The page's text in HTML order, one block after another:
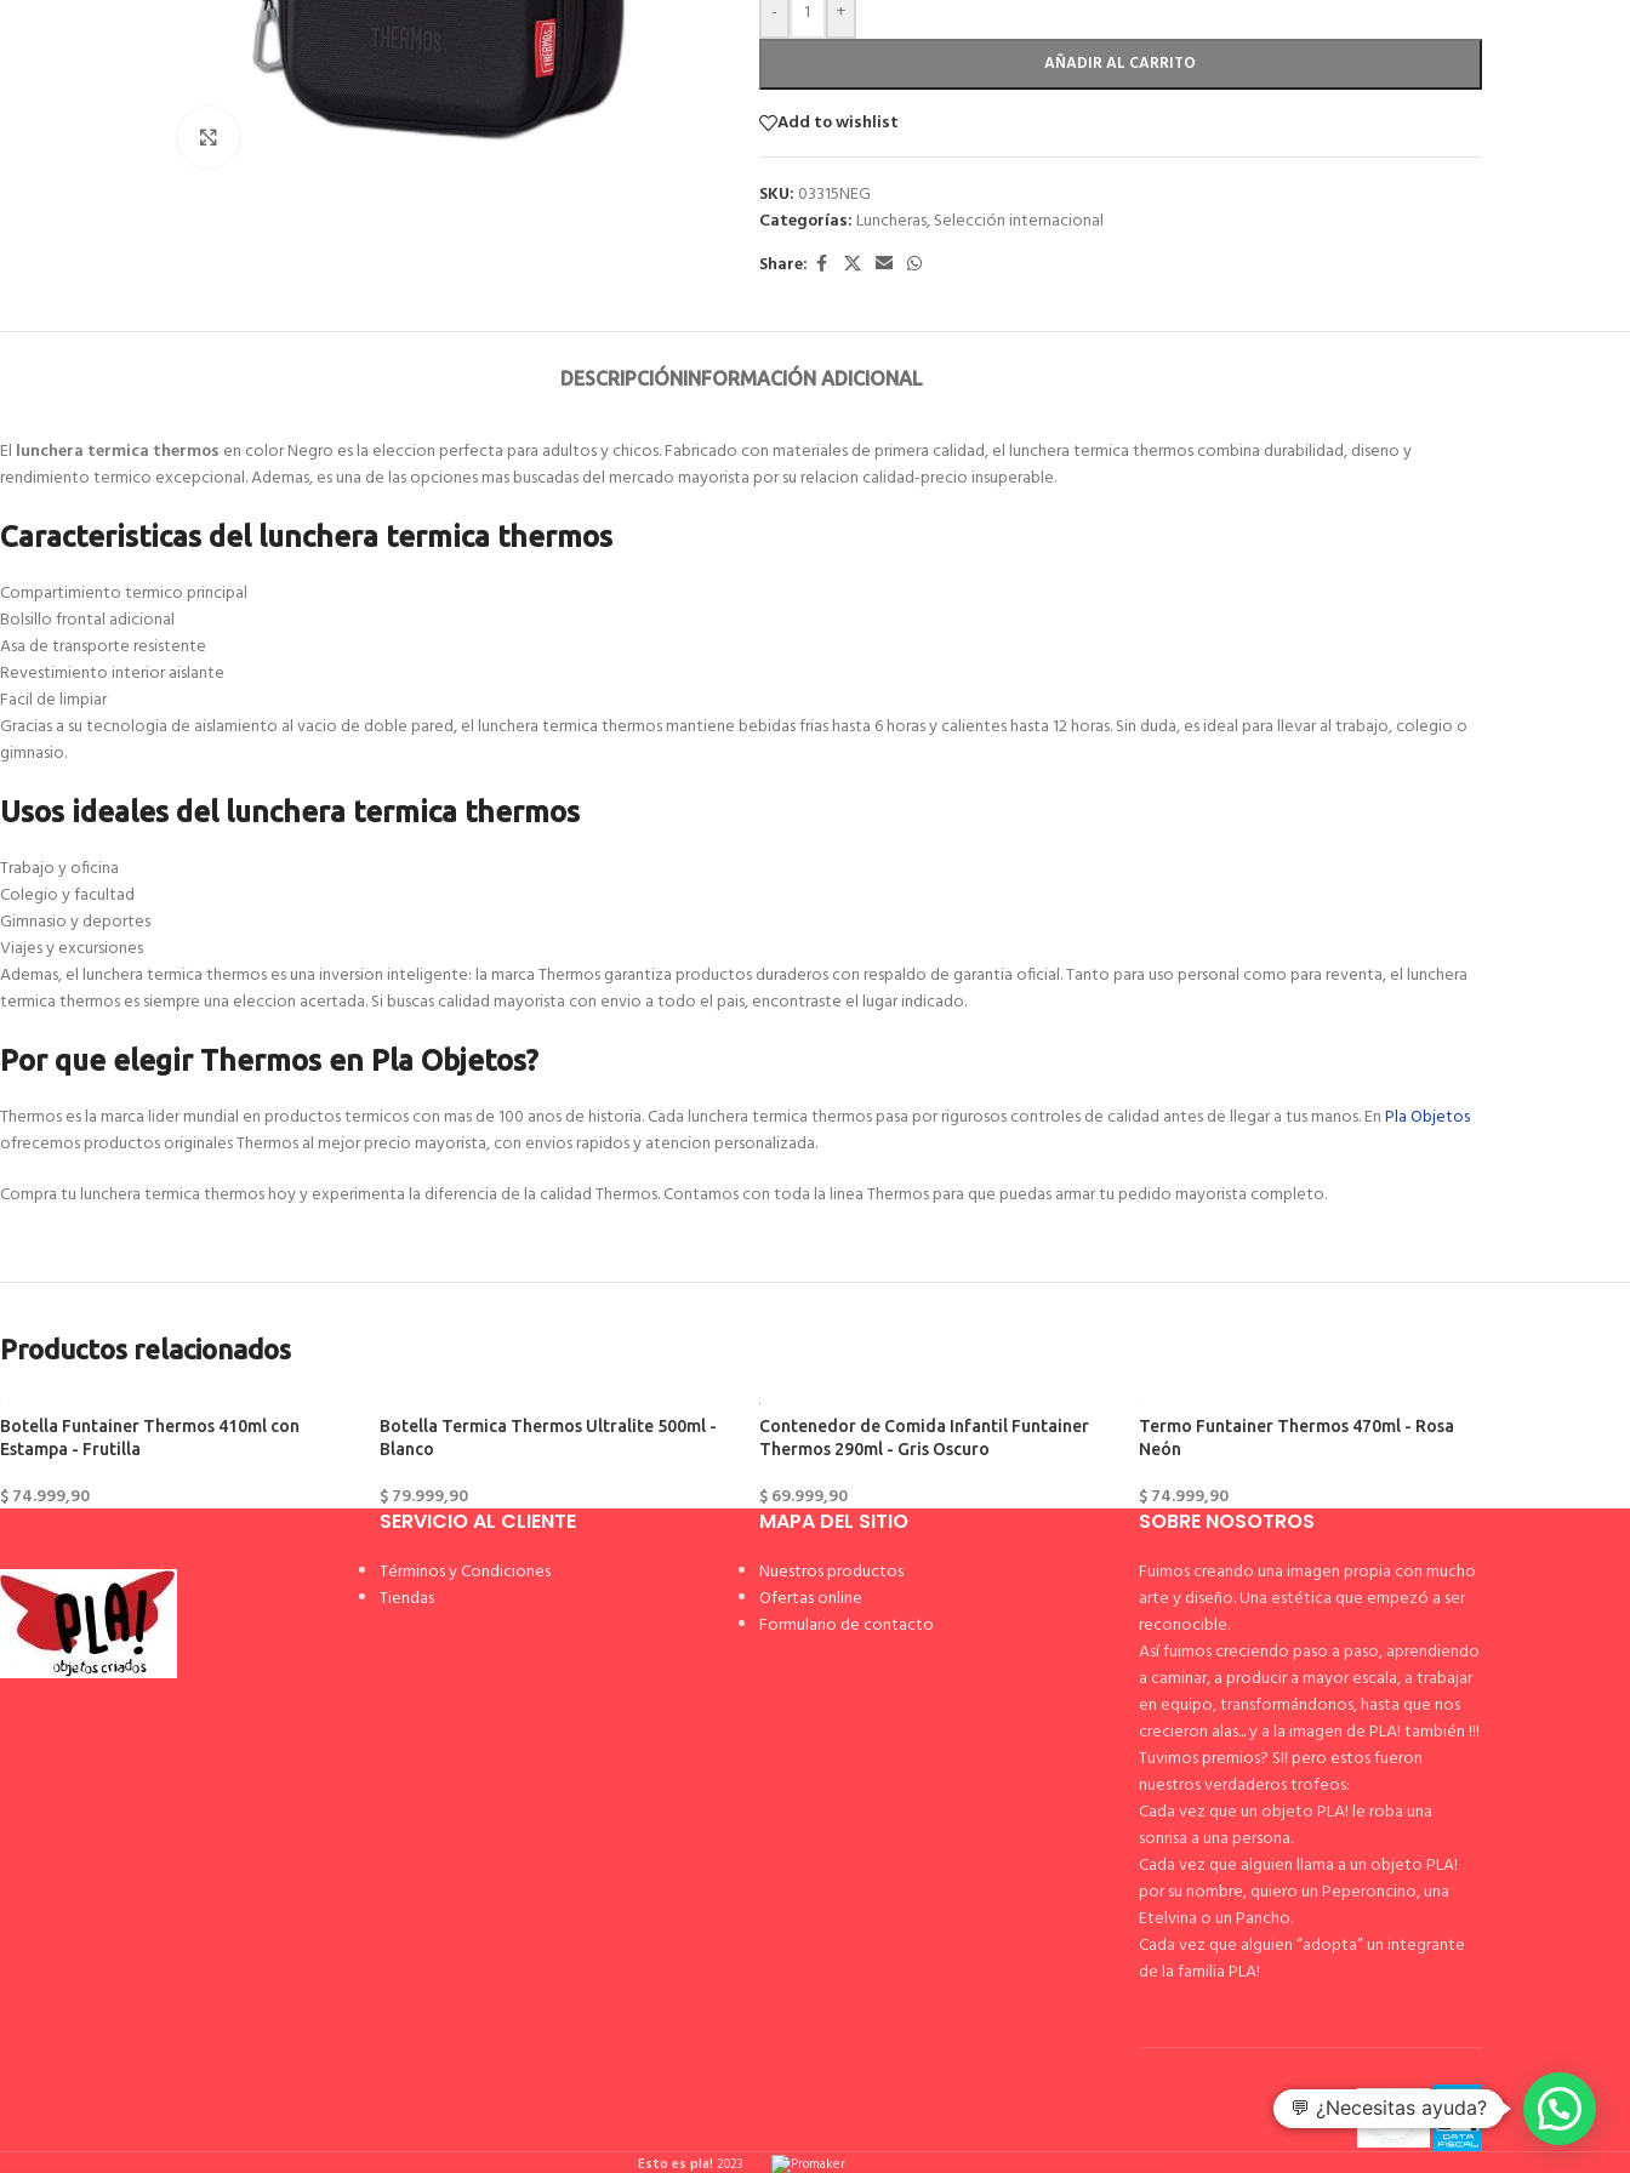
- +
AÑADIR AL CARRITO
Add to wishlist
SKU: 03315NEG
Categorías: Luncheras,Selección internacional
Share:
DESCRIPCIÓNINFORMACIÓN ADICIONAL
El lunchera termica thermos en color Negro es la eleccion perfecta para adultos y chicos. Fabricado con materiales de primera calidad, el lunchera termica thermos combina durabilidad, diseno y
rendimiento termico excepcional. Ademas, es una de las opciones mas buscadas del mercado mayorista por su relacion calidad-precio insuperable.
Caracteristicas del lunchera termica thermos
Compartimiento termico principal
Bolsillo frontal adicional
Asa de transporte resistente
Revestimiento interior aislante
Facil de limpiar
Gracias a su tecnologia de aislamiento al vacio de doble pared, el lunchera termica thermos mantiene bebidas frias hasta 6 horas y calientes hasta 12 horas. Sin duda, es ideal para llevar al trabajo, colegio o
gimnasio.
Usos ideales del lunchera termica thermos
Trabajo y oficina
Colegio y facultad
Gimnasio y deportes
Viajes y excursiones
Ademas, el lunchera termica thermos es una inversion inteligente: la marca Thermos garantiza productos duraderos con respaldo de garantia oficial. Tanto para uso personal como para reventa, el lunchera
termica thermos es siempre una eleccion acertada. Si buscas calidad mayorista con envio a todo el pais, encontraste el lugar indicado.
Por que elegir Thermos en Pla Objetos?
Thermos es la marca lider mundial en productos termicos con mas de 100 anos de historia. Cada lunchera termica thermos pasa por rigurosos controles de calidad antes de llegar a tus manos. EnPla Objetos
ofrecemos productos originales Thermos al mejor precio mayorista, con envios rapidos y atencion personalizada.
Compra tu lunchera termica thermos hoy y experimenta la diferencia de la calidad Thermos. Contamos con toda la linea Thermos para que puedas armar tu pedido mayorista completo.
Productos relacionados
Botella Funtainer Thermos 410ml con
Estampa - Frutilla
$74.999,90
Botella Termica Thermos Ultralite 500ml -
Blanco
$79.999,90
Contenedor de Comida Infantil Funtainer
Thermos 290ml - Gris Oscuro
$69.999,90
Termo Funtainer Thermos 470ml - Rosa
Neón
$74.999,90
SERVICIO AL CLIENTE
Términos y Condiciones
Tiendas
MAPA DEL SITIO
Nuestros productos
Ofertas online
Formulario de contacto
SOBRE NOSOTROS
Fuimos creando una imagen propia con mucho
arte y diseño. Una estética que empezó a ser
reconocible.
Así fuimos creciendo paso a paso, aprendiendo
a caminar, a producir a mayor escala, a trabajar
en equipo, transformándonos, hasta que nos
crecieron alas... y a la imagen de PLA! también !!!
Tuvimos premios? SI! pero estos fueron
nuestros verdaderos trofeos:
Cada vez que un objeto PLA! le roba una
sonrisa a una persona.
Cada vez que alguien llama a un objeto PLA!
por su nombre, quiero un Peperoncino, una
Etelvina o un Pancho.
Cada vez que alguien “adopta” un integrante
de la familia PLA!
Esto es pla! 2023
💬 ¿Necesitas ayuda?